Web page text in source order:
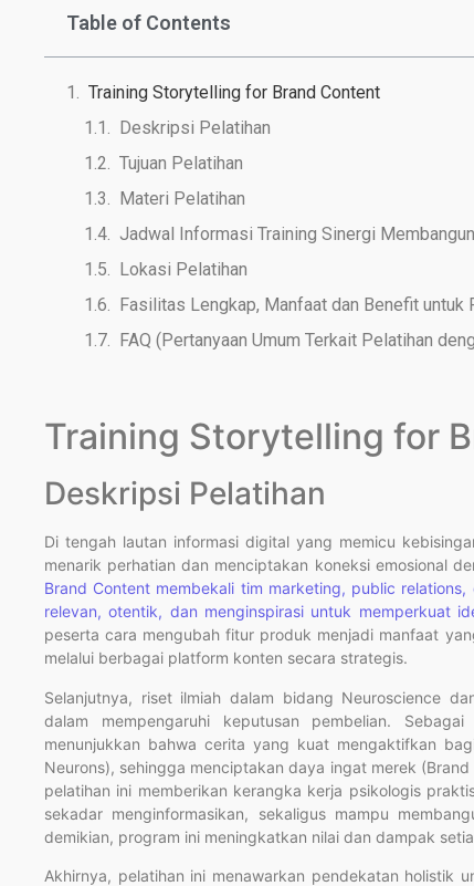
Table of Contents
Training Storytelling for Brand Content
Deskripsi Pelatihan
Tujuan Pelatihan
Materi Pelatihan
Jadwal Informasi Training Sinergi
Lokasi Pelatihan
Fasilitas Lengkap, Manfaat dan Benefit untuk
FAQ (Pertanyaan Umum Terkait Pelatihan
Training Storytelling for
Deskripsi Pelatihan
Di tengah lautan informasi digital yang memicu
menarik perhatian dan menciptakan koneksi emosional
Brand Content membekali tim marketing, public
relevan, otentik, dan menginspirasi untuk memperkuat
peserta cara mengubah fitur produk menjadi manfaat
melalui berbagai platform konten secara strategis.
Selanjutnya, riset ilmiah dalam bidang Neuroscience
dalam mempengaruhi keputusan pembelian.
menunjukkan bahwa cerita yang kuat mengaktifkan
Neurons), sehingga menciptakan daya ingat merek
pelatihan ini memberikan kerangka kerja psikologis
sekadar menginformasikan, sekaligus mampu
demikian, program ini meningkatkan nilai dan dampak
Akhirnya, pelatihan ini menawarkan pendekatan holistik